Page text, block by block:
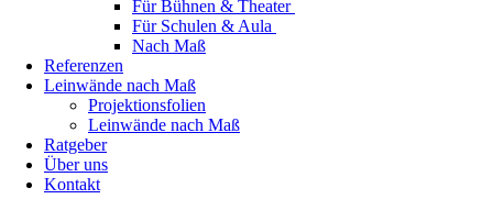
Für Bühnen & Theater
Für Schulen & Aula
Nach Maß
Referenzen
Leinwände nach Maß
Projektionsfolien
Leinwände nach Maß
Ratgeber
Über uns
Kontakt